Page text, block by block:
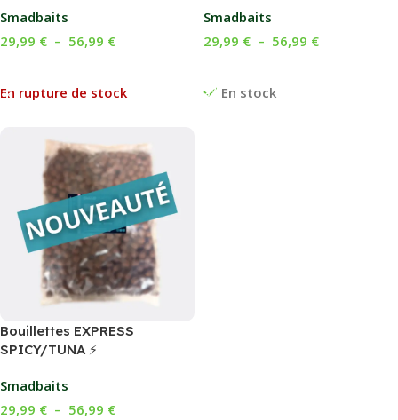
Smadbaits
En rupture de stock
29,99 € – 56,99 €
Smadbaits
En stock
29,99 € – 56,99 €
Bouillettes EXPRESS
SPICY/TUNA ⚡
Smadbaits
29,99 € – 56,99 €